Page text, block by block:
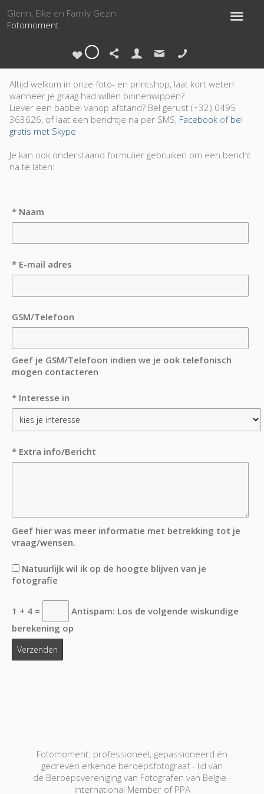
Glenn, Elke en Family Gezin
Fotomoment
Altijd welkom in onze foto- en printshop, laat kort weten
wanneer je graag had willen binnenwippen?
Liever een babbel vanop afstand? Bel gerust (+32) 0495
363626, of laat een berichtje na per SMS, Facebook of bel
gratis met Skype
Je kan ook onderstaand formulier gebruiken om een bericht
na te laten:
* Naam
* E-mail adres
GSM/Telefoon
Geef je GSM/Telefoon indien we je ook telefonisch
mogen contacteren
* Interesse in
* Extra info/Bericht
Geef hier was meer informatie met betrekking tot je
vraag/wensen.
Natuurlijk wil ik op de hoogte blijven van je
fotografie
1 + 4 =
Antispam: Los de volgende wiskundige
berekening op
Fotomoment: professioneel, gepassioneerd én
gedreven erkende beroepsfotograaf - lid van
de Beroepsvereniging van Fotografen van Belgie -
International Member of PPA